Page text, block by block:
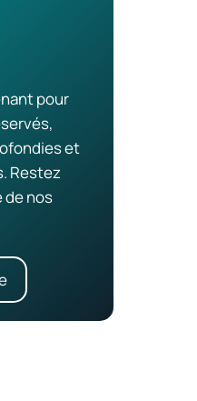
pour
et
Restez
de nos